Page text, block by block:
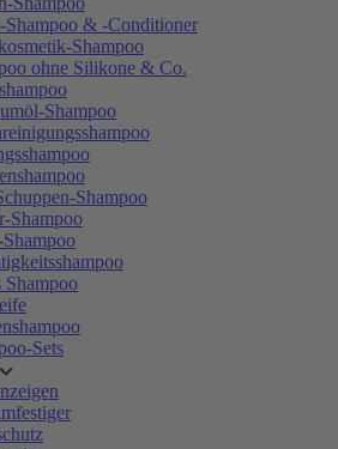
Shampoo & -Conditioner
Shampoo
ohne Silikone & Co.
Shampoo
Shampoo
Shampoo
Shampoo
Sets